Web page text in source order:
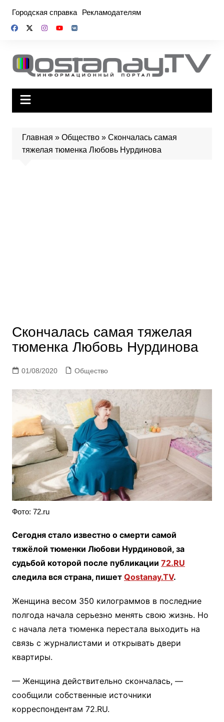
содержимому
Городская справка Рекламодателям
Главная » Общество» Скончалась самая
тяжелая тюменка Любовь Нурдинова
Скончалась самая тяжелая
тюменка Любовь Нурдинова
01/08/2020 Общество
Фото: 72.ru
Сегодня стало известно о смерти самой
тяжёлой тюменки Любови Нурдиновой, за
судьбой которой после публикации 72.RU
следила вся страна, пишет Qostanay.TV.
Женщина весом 350 килограммов в последние
полгода начала серьезно менять свою жизнь. Но
с начала лета тюменка перестала выходить на
связь с журналистами и открывать двери
квартиры.
— Женщина действительно скончалась, —
сообщили собственные источники
корреспондентам 72.RU.